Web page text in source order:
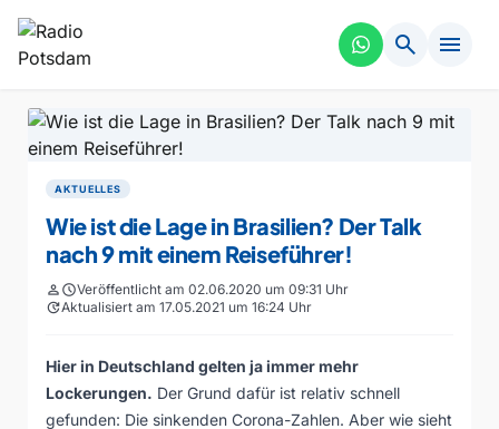
search menu
AKTUELLES
Wie ist die Lage in Brasilien? Der Talk
nach 9 mit einem Reiseführer!
personscheduleVeröffentlicht am 02.06.2020 um 09:31 Uhr
updateAktualisiert am 17.05.2021 um 16:24 Uhr
Hier in Deutschland gelten ja immer mehr
Lockerungen. Der Grund dafür ist relativ schnell
gefunden: Die sinkenden Corona-Zahlen. Aber wie sieht